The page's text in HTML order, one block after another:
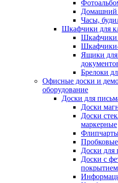
Домашний
Часы,
Шкафчики для
Шкафчики
Ящики для
Брелоки
Офисные доски и
оборудование
Доски для
Доски
Доски
маркерные
Доски для
Доски с
покрытием